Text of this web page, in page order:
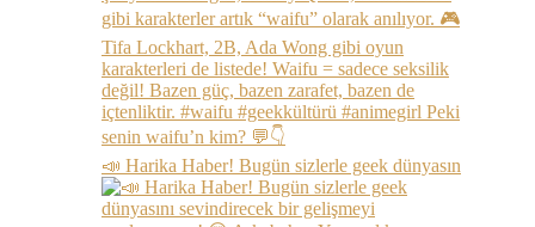
📣 Harika Haber! Bugün sizlerle geek dünyasın